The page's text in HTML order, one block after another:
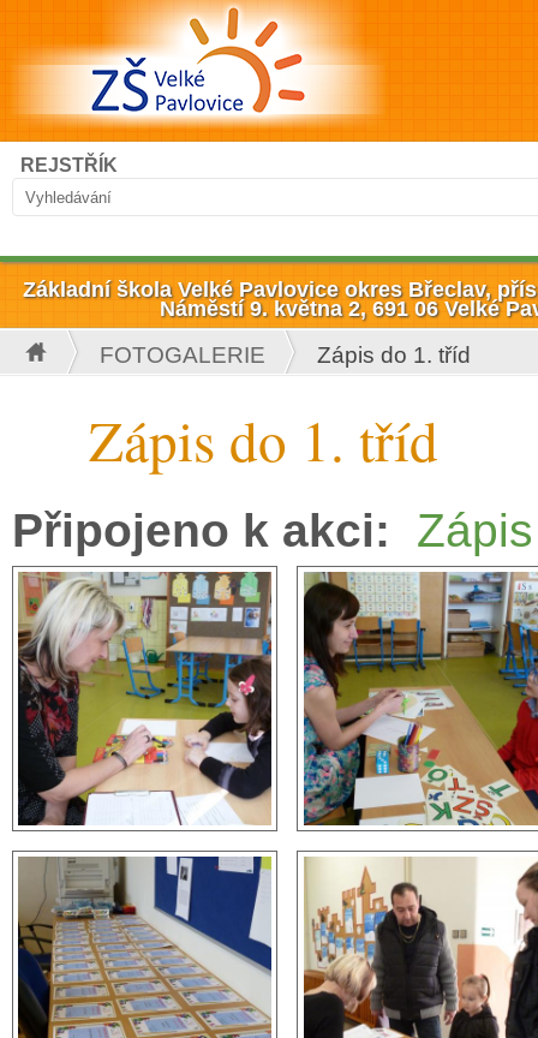
Přejít k hlavnímu obsahu
Vyhledávání
Hledat
REJSTŘÍK
Základní škola Velké Pavlovice okres Břeclav,
Náměstí 9. května 2, 691 06 Velké
Jste zde
FOTOGALERIE Zápis do 1. tříd
Zápis do 1. tříd
Připojeno k akci: